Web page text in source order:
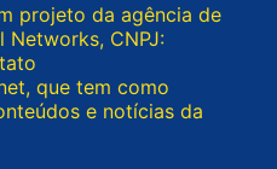
projeto da agência de
Networks, CNPJ:
, que tem como
e notícias da